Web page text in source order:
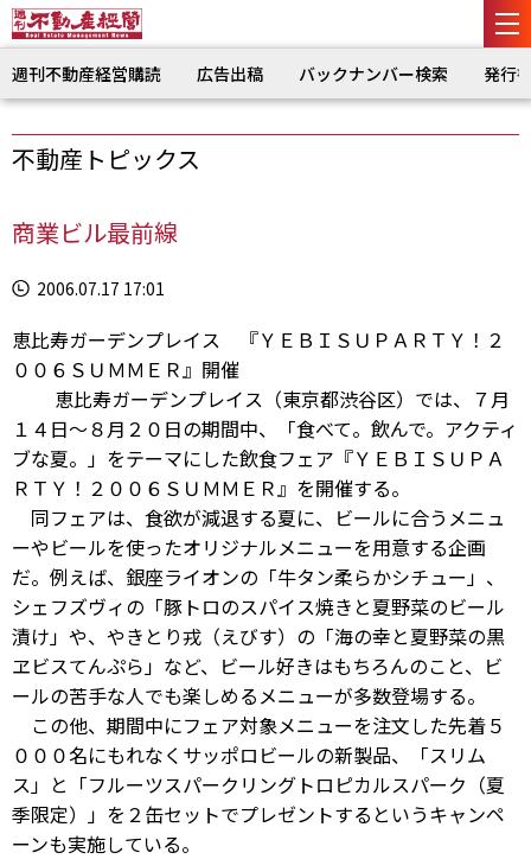
週刊不動産経営購読 広告出稿 バックナンバー検索 発行
不動産トピックス
商業ビル最前線
2006.07.17 17:01
恵比寿ガーデンプレイス 『ＹＥＢＩＳＵＰＡＲＴＹ！２
００６ＳＵＭＭＥＲ』開催
恵比寿ガーデンプレイス（東京都渋谷区）では、７月
１４日～８月２０日の期間中、「食べて。飲んで。アクティ
ブな夏。」をテーマにした飲食フェア『ＹＥＢＩＳＵＰＡ
ＲＴＹ！２００６ＳＵＭＭＥＲ』を開催する。
同フェアは、食欲が減退する夏に、ビールに合うメニュ
ーやビールを使ったオリジナルメニューを用意する企画
だ。例えば、銀座ライオンの「牛タン柔らかシチュー」、
シェフズヴィの「豚トロのスパイス焼きと夏野菜のビール
漬け」や、やきとり戎（えびす）の「海の幸と夏野菜の黒
ヱビスてんぷら」など、ビール好きはもちろんのこと、ビ
ールの苦手な人でも楽しめるメニューが多数登場する。
この他、期間中にフェア対象メニューを注文した先着５
０００名にもれなくサッポロビールの新製品、「スリム
ス」と「フルーツスパークリングトロピカルスパーク（夏
季限定）」を２缶セットでプレゼントするというキャンペ
ーンも実施している。